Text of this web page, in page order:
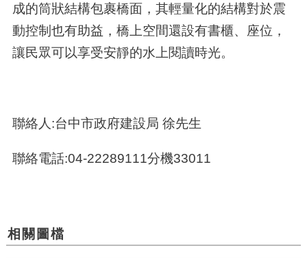
成的筒狀結構包裹橋面，其輕量化的結構對於震
動控制也有助益，橋上空間還設有書櫃、座位，
讓民眾可以享受安靜的水上閱讀時光。
聯絡人:台中市政府建設局 徐先生
聯絡電話:04-22289111分機33011
相關圖檔